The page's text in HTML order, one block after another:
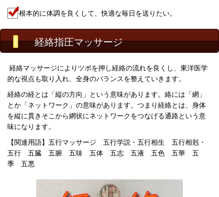
根本的に体調を良くして、快適な毎日を送りたい。
経絡指圧マッサージ
経絡マッサージによりツボを押し経絡の流れを良くし、東洋医学
的な視点も取り入れ、全身のバランスを整えていきます。
経絡の経とは「縦の方向」という意味があります。絡には「網」
とか「ネットワーク」の意味があります。 つまり経絡とは、身体
を縦に貫きそこから網状にネットワークをつなげる通路という意
味になります。
【関連用語】 五行マッサージ 五行学説・五行相生 五行相剋・
五行 五臓 五腑 五味 五体 五志 五液 五色 五華 五
季 五悪